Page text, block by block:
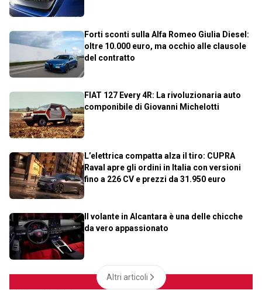
Forti sconti sulla Alfa Romeo Giulia Diesel:
oltre 10.000 euro, ma occhio alle clausole
del contratto
FIAT 127 Every 4R: La rivoluzionaria auto
componibile di Giovanni Michelotti
L’elettrica compatta alza il tiro: CUPRA
Raval apre gli ordini in Italia con versioni
fino a 226 CV e prezzi da 31.950 euro
Il volante in Alcantara è una delle chicche
da vero appassionato
Altri articoli